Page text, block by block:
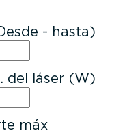
- hasta)
del láser (W)
máx